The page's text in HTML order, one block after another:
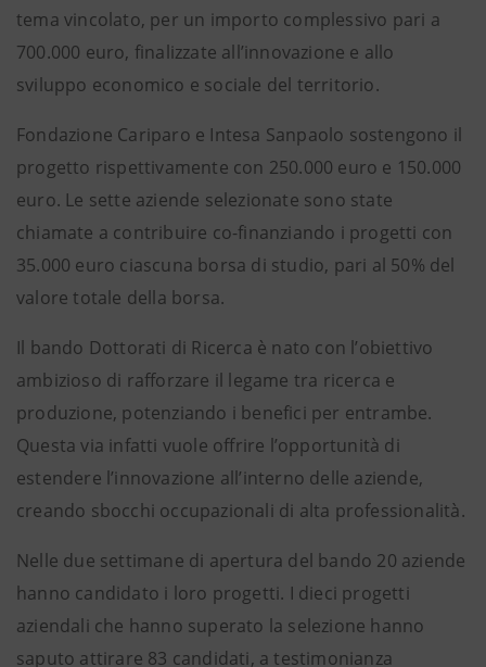
tema vincolato, per un importo complessivo pari a
700.000 euro, finalizzate all’innovazione e allo
sviluppo economico e sociale del territorio.
Fondazione Cariparo e Intesa Sanpaolo sostengono il
progetto rispettivamente con 250.000 euro e 150.000
euro. Le sette aziende selezionate sono state
chiamate a contribuire co-finanziando i progetti con
35.000 euro ciascuna borsa di studio, pari al 50% del
valore totale della borsa.
Il bando Dottorati di Ricerca è nato con l’obiettivo
ambizioso di rafforzare il legame tra ricerca e
produzione, potenziando i benefici per entrambe.
Questa via infatti vuole offrire l’opportunità di
estendere l’innovazione all’interno delle aziende,
creando sbocchi occupazionali di alta professionalità.
Nelle due settimane di apertura del bando 20 aziende
hanno candidato i loro progetti. I dieci progetti
aziendali che hanno superato la selezione hanno
saputo attirare 83 candidati, a testimonianza